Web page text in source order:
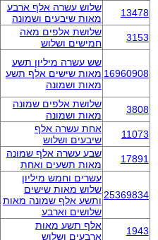
13478
שלוש עשרה אלף ארבע
מאות שיבעים ושמונה
3153
שלושת אלפים מאה
חמישים ושלוש
16960908
שש עשרה מיליון תשע
מאות שישים אלף תשע
מאות ושמונה
3808
שלושת אלפים שמונה
מאות ושמונה
11073
אחת עשרה אלף
שיבעים ושלוש
17891
שבע עשרה אלף שמונה
מאות תשעים ואחת
25369834
עשרים וחמש מיליון
שלוש מאות שישים
ותשע אלף שמונה מאות
שלושים וארבע
1943
אלף תשע מאות
ארבעים ושלוש